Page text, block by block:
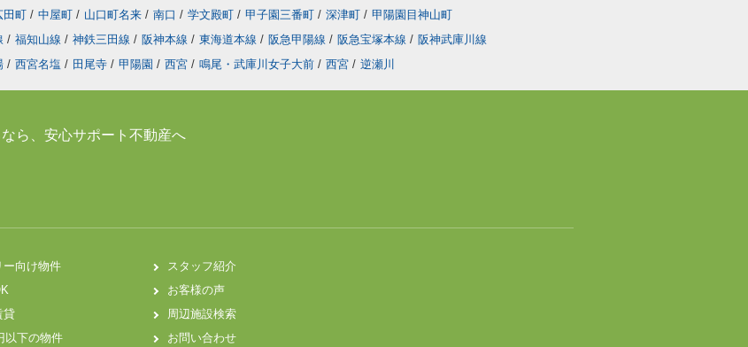
田町 / 中屋町 / 山口町名来 / 南口 / 学文殿町 / 甲子園三番町 / 深津町 / 甲陽園目神山町
/ 福知山線 / 神鉄三田線 / 阪神本線 / 東海道本線 / 阪急甲陽線 / 阪急宝塚本線 / 阪神武庫川線
/ 西宮名塩 / 田尾寺 / 甲陽園 / 西宮 / 鳴尾・武庫川女子大前 / 西宮 / 逆瀬川
ら、安心サポート不動産へ
ー向け物件
貸
以下の物件
スタッフ紹介
お客様の声
周辺施設検索
お問い合わせ